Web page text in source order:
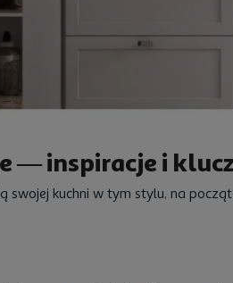
— inspiracje i
swojej kuchni w tym stylu, na